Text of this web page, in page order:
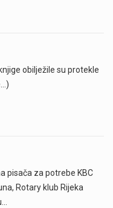
obilježile su protekle
pisača za potrebe KBC
Rotary klub Rijeka